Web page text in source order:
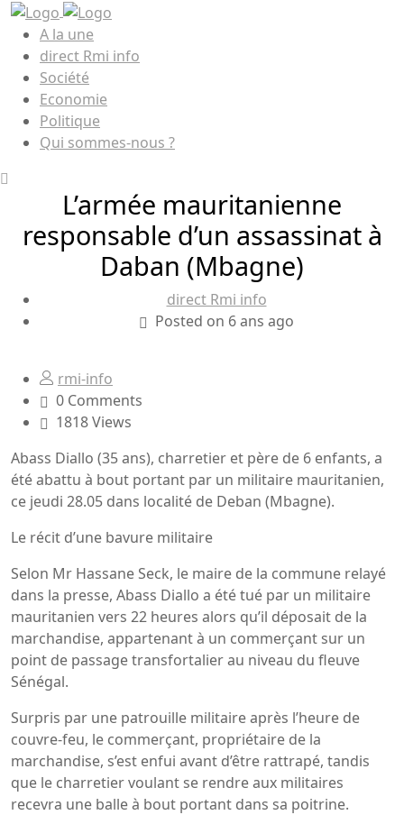
A la une
direct Rmi info
Société
Economie
Politique
Qui sommes-nous ?
L’armée mauritanienne
responsable d’un assassinat à
Daban (Mbagne)
direct Rmi info
Posted on 6 ans ago
rmi-info
0 Comments
1818 Views
Abass Diallo (35 ans), charretier et père de 6 enfants, a
été abattu à bout portant par un militaire mauritanien,
ce jeudi 28.05 dans localité de Deban (Mbagne).
Le récit d’une bavure militaire
Selon Mr Hassane Seck, le maire de la commune relayé
dans la presse, Abass Diallo a été tué par un militaire
mauritanien vers 22 heures alors qu’il déposait de la
marchandise, appartenant à un commerçant sur un
point de passage transfortalier au niveau du fleuve
Sénégal.
Surpris par une patrouille militaire après l’heure de
couvre-feu, le commerçant, propriétaire de la
marchandise, s’est enfui avant d’être rattrapé, tandis
que le charretier voulant se rendre aux militaires
recevra une balle à bout portant dans sa poitrine.